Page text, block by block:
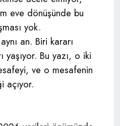
eve dönüşünde bu
yok.
an. Biri kararı
yaşıyor. Bu yazı, o iki
ve o mesafenin
açıyor.